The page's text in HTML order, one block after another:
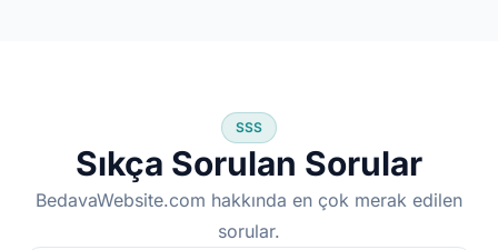
SSS
Sıkça Sorulan Sorular
BedavaWebsite.com hakkında en çok merak edilen
sorular.